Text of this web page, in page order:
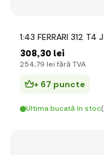
1:43 FERRARI 312 T4
308,30 lei
254,79 lei fără TVA
+ 67 puncte
Ultima bucată în stoc